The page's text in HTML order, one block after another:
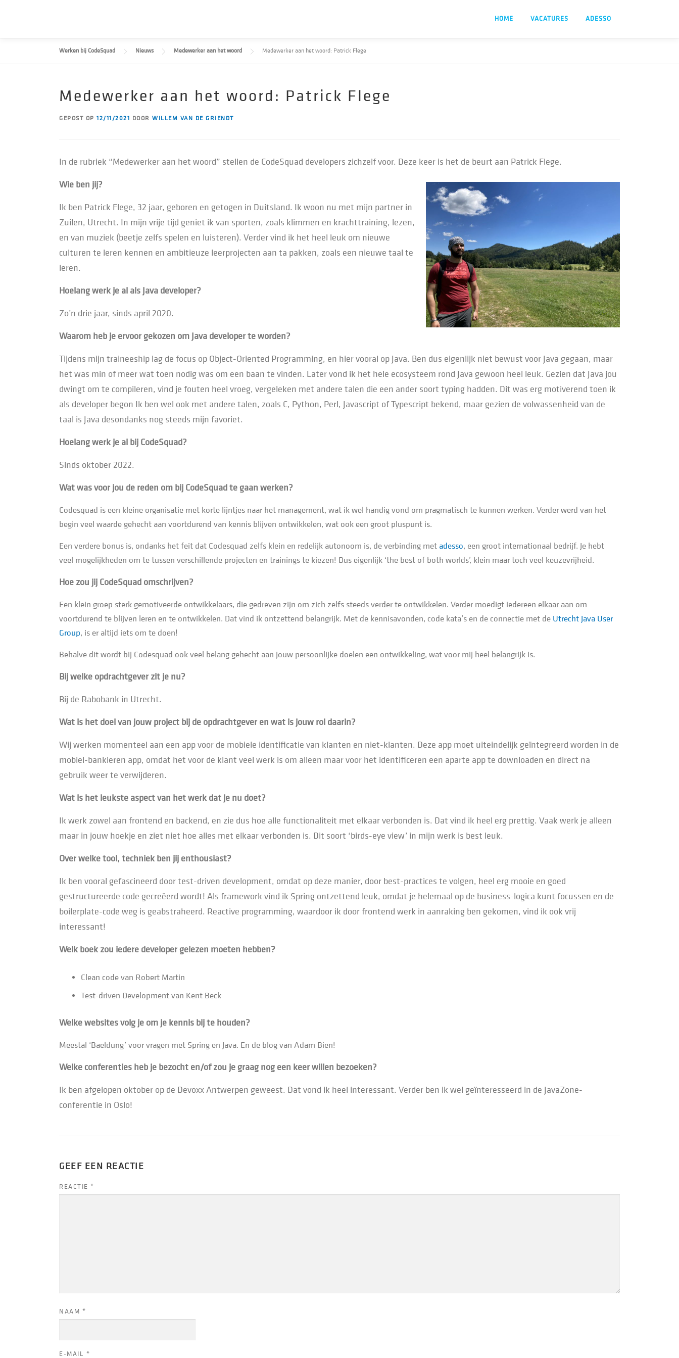
HOME VACATURES ADESSO
Werken bij CodeSquad Nieuws Medewerker aan het woord Medewerker aan het woord: Patrick Flege
Medewerker aan het woord: Patrick Flege
GEPOST OP 12/11/2021 DOOR WILLEM VAN DE GRIENDT
In de rubriek “Medewerker aan het woord” stellen de CodeSquad developers zichzelf voor. Deze keer is het de beurt aan Patrick Flege.
Wie ben jij?
Ik ben Patrick Flege, 32 jaar, geboren en getogen in Duitsland. Ik woon nu met mijn partner in
Zuilen, Utrecht. In mijn vrije tijd geniet ik van sporten, zoals klimmen en krachttraining, lezen,
en van muziek (beetje zelfs spelen en luisteren). Verder vind ik het heel leuk om nieuwe
culturen te leren kennen en ambitieuze leerprojecten aan ta pakken, zoals een nieuwe taal te
leren.
Hoelang werk je al als Java developer?
Zo’n drie jaar, sinds april 2020.
Waarom heb je ervoor gekozen om Java developer te worden?
Tijdens mijn traineeship lag de focus op Object-Oriented Programming, en hier vooral op Java. Ben dus eigenlijk niet bewust voor Java gegaan, maar
het was min of meer wat toen nodig was om een baan te vinden. Later vond ik het hele ecosysteem rond Java gewoon heel leuk. Gezien dat Java jou
dwingt om te compileren, vind je fouten heel vroeg, vergeleken met andere talen die een ander soort typing hadden. Dit was erg motiverend toen ik
als developer begon Ik ben wel ook met andere talen, zoals C, Python, Perl, Javascript of Typescript bekend, maar gezien de volwassenheid van de
taal is Java desondanks nog steeds mijn favoriet.
Hoelang werk je al bij CodeSquad?
Sinds oktober 2022.
Wat was voor jou de reden om bij CodeSquad te gaan werken?
Codesquad is een kleine organisatie met korte lijntjes naar het management, wat ik wel handig vond om pragmatisch te kunnen werken. Verder werd van het
begin veel waarde gehecht aan voortdurend van kennis blijven ontwikkelen, wat ook een groot pluspunt is.
Een verdere bonus is, ondanks het feit dat Codesquad zelfs klein en redelijk autonoom is, de verbinding met adesso, een groot internationaal bedrijf. Je hebt
veel mogelijkheden om te tussen verschillende projecten en trainings te kiezen! Dus eigenlijk ‘the best of both worlds’, klein maar toch veel keuzevrijheid.
Hoe zou jij CodeSquad omschrijven?
Een klein groep sterk gemotiveerde ontwikkelaars, die gedreven zijn om zich zelfs steeds verder te ontwikkelen. Verder moedigt iedereen elkaar aan om
voortdurend te blijven leren en te ontwikkelen. Dat vind ik ontzettend belangrijk. Met de kennisavonden, code kata’s en de connectie met de Utrecht Java User
Group, is er altijd iets om te doen!
Behalve dit wordt bij Codesquad ook veel belang gehecht aan jouw persoonlijke doelen een ontwikkeling, wat voor mij heel belangrijk is.
Bij welke opdrachtgever zit je nu?
Bij de Rabobank in Utrecht.
Wat is het doel van jouw project bij de opdrachtgever en wat is jouw rol daarin?
Wij werken momenteel aan een app voor de mobiele identificatie van klanten en niet-klanten. Deze app moet uiteindelijk geïntegreerd worden in de
mobiel-bankieren app, omdat het voor de klant veel werk is om alleen maar voor het identificeren een aparte app te downloaden en direct na
gebruik weer te verwijderen.
Wat is het leukste aspect van het werk dat je nu doet?
Ik werk zowel aan frontend en backend, en zie dus hoe alle functionaliteit met elkaar verbonden is. Dat vind ik heel erg prettig. Vaak werk je alleen
maar in jouw hoekje en ziet niet hoe alles met elkaar verbonden is. Dit soort ‘birds-eye view’ in mijn werk is best leuk.
Over welke tool, techniek ben jij enthousiast?
Ik ben vooral gefascineerd door test-driven development, omdat op deze manier, door best-practices te volgen, heel erg mooie en goed
gestructureerde code gecreëerd wordt! Als framework vind ik Spring ontzettend leuk, omdat je helemaal op de business-logica kunt focussen en de
boilerplate-code weg is geabstraheerd. Reactive programming, waardoor ik door frontend werk in aanraking ben gekomen, vind ik ook vrij
interessant!
Welk boek zou iedere developer gelezen moeten hebben?
Clean code van Robert Martin
Test-driven Development van Kent Beck
Welke websites volg je om je kennis bij te houden?
Meestal ‘Baeldung’ voor vragen met Spring en Java. En de blog van Adam Bien!
Welke conferenties heb je bezocht en/of zou je graag nog een keer willen bezoeken?
Ik ben afgelopen oktober op de Devoxx Antwerpen geweest. Dat vond ik heel interessant. Verder ben ik wel geïnteresseerd in de JavaZone-
conferentie in Oslo!
GEEF EEN REACTIE
REACTIE *
NAAM *
E-MAIL *